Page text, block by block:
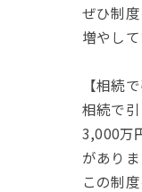
ぜひ制
増やし
【相続
相続で
3,000万
がありま
この制